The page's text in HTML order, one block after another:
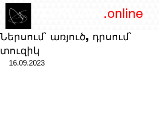
.online
Ներսում՝ առյուծ, դրսում՝
տուզիկ
16.09.2023